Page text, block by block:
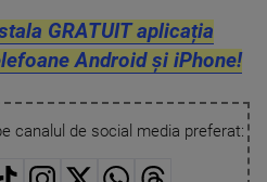
GRATUIT aplicația
Android și iPhone!
canalul de social media preferat: